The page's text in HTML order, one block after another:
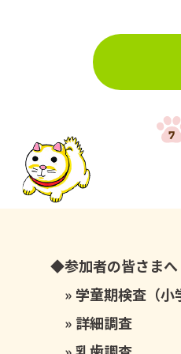
参加者の皆さまへ
学童期検査（小
詳細調査